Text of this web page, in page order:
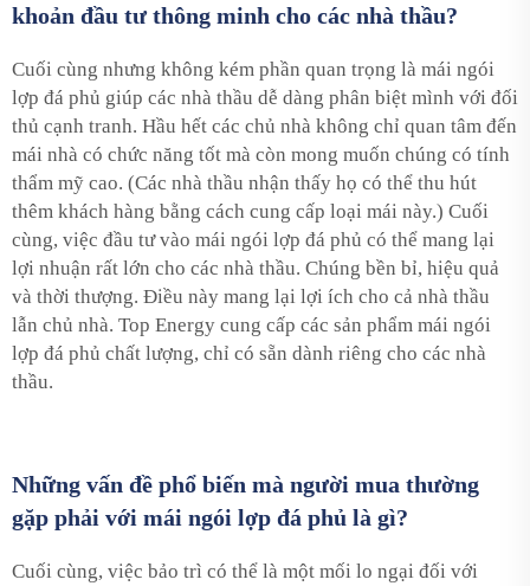
khoản đầu tư thông minh cho các nhà thầu?
Cuối cùng nhưng không kém phần quan trọng là mái ngói
lợp đá phủ giúp các nhà thầu dễ dàng phân biệt mình với đối
thủ cạnh tranh. Hầu hết các chủ nhà không chỉ quan tâm đến
mái nhà có chức năng tốt mà còn mong muốn chúng có tính
thẩm mỹ cao. (Các nhà thầu nhận thấy họ có thể thu hút
thêm khách hàng bằng cách cung cấp loại mái này.) Cuối
cùng, việc đầu tư vào mái ngói lợp đá phủ có thể mang lại
lợi nhuận rất lớn cho các nhà thầu. Chúng bền bỉ, hiệu quả
và thời thượng. Điều này mang lại lợi ích cho cả nhà thầu
lẫn chủ nhà. Top Energy cung cấp các sản phẩm mái ngói
lợp đá phủ chất lượng, chỉ có sẵn dành riêng cho các nhà
thầu.
Những vấn đề phổ biến mà người mua thường
gặp phải với mái ngói lợp đá phủ là gì?
Cuối cùng, việc bảo trì có thể là một mối lo ngại đối với